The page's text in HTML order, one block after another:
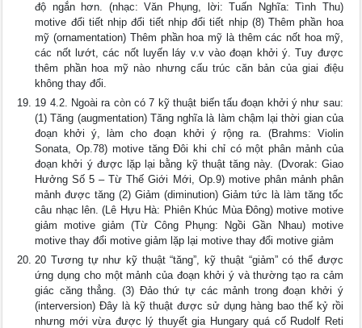
độ ngắn hơn. (nhạc: Văn Phụng, lời: Tuấn Nghĩa: Tình Thu)
motive đổi tiết nhịp đổi tiết nhịp đổi tiết nhịp (8) Thêm phần hoa
mỹ (ornamentation) Thêm phần hoa mỹ là thêm các nốt hoa mỹ,
các nốt lướt, các nốt luyến láy v.v vào đoạn khởi ý. Tuy được
thêm phần hoa mỹ nào nhưng cấu trúc căn bản của giai điệu
không thay đổi.
19 4.2. Ngoài ra còn có 7 kỹ thuật biến tấu đoạn khởi ý như sau:
(1) Tăng (augmentation) Tăng nghĩa là làm chậm lại thời gian của
đoạn khởi ý, làm cho đoạn khởi ý rộng ra. (Brahms: Violin
Sonata, Op.78) motive tăng Đôi khi chỉ có một phân mảnh của
đoạn khởi ý được lặp lại bằng kỹ thuật tăng này. (Dvorak: Giao
Hưởng Số 5 – Từ Thế Giới Mới, Op.9) motive phân mảnh phân
mảnh được tăng (2) Giảm (diminution) Giảm tức là làm tăng tốc
câu nhạc lên. (Lê Hựu Hà: Phiên Khúc Mùa Đông) motive motive
giảm motive giảm (Từ Công Phụng: Ngồi Gần Nhau) motive
motive thay đổi motive giảm lặp lại motive thay đổi motive giảm
20 Tương tự như kỹ thuật “tăng”, kỹ thuật “giảm” có thể được
ứng dụng cho một mảnh của đoạn khởi ý và thường tạo ra cảm
giác căng thẳng. (3) Đảo thứ tự các mảnh trong đoạn khởi ý
(interversion) Đây là kỹ thuật được sử dụng hàng bao thế kỷ rồi
nhưng mới vừa được lý thuyết gia Hungary quá cố Rudolf Reti